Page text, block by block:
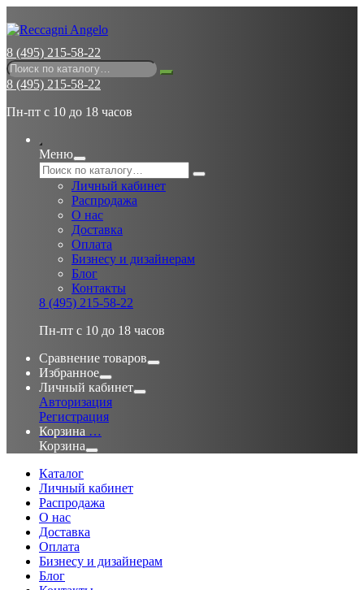
8 (495) 215-58-22
8 (495) 215-58-22
Пн-пт с 10 до 18 часов
Меню
Личный кабинет
Распродажа
О нас
Доставка
Оплата
Бизнесу и дизайнерам
Блог
Контакты
8 (495) 215-58-22
Пн-пт с 10 до 18 часов
Сравнение товаров
Избранное
Личный кабинет
Авторизация
Регистрация
Корзина …
Корзина
Каталог
Личный кабинет
Распродажа
О нас
Доставка
Оплата
Бизнесу и дизайнерам
Блог